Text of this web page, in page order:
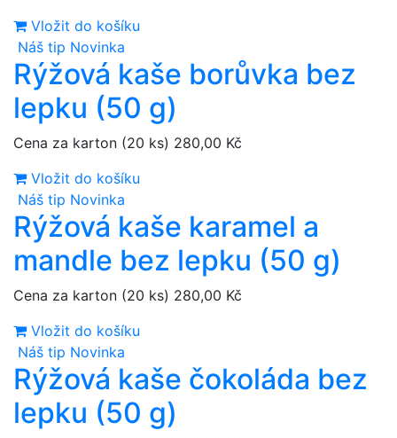
Vložit do košíku
Náš tip Novinka
Rýžová kaše borůvka bez
lepku (50 g)
Cena za karton (20 ks) 280,00 Kč
Vložit do košíku
Náš tip Novinka
Rýžová kaše karamel a
mandle bez lepku (50 g)
Cena za karton (20 ks) 280,00 Kč
Vložit do košíku
Náš tip Novinka
Rýžová kaše čokoláda bez
lepku (50 g)